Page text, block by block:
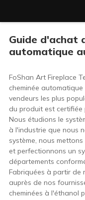
Guide d'achat
automatique
FoShan Art Fireplace
cheminée
vendeurs les plus
du produit est
Nous étudions le
à l'industrie que nous
système, nous
et perfectionnons un
départements
Fabriquées à partir de
auprès de nos
cheminées à l'éthanol